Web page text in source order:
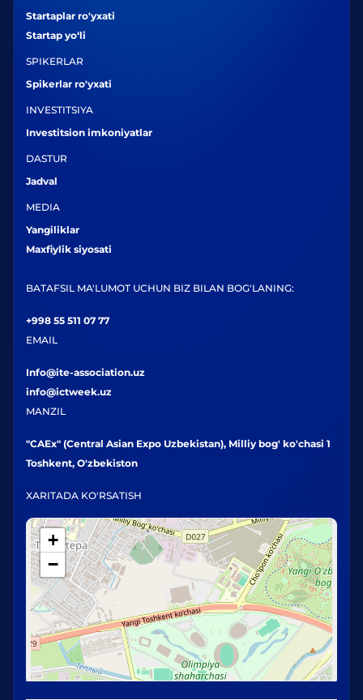
Startaplar ro'yxati
Startap yo‘li
SPIKERLAR
Spikerlar ro'yxati
INVESTITSIYA
Investitsion imkoniyatlar
DASTUR
Jadval
MEDIA
Yangiliklar
Maxfiylik siyosati
BATAFSIL MA'LUMOT UCHUN BIZ BILAN BOG'LANING:
+998 55 511 07 77
EMAIL
Info@ite-association.uz
info@ictweek.uz
MANZIL
"CAEx" (Central Asian Expo Uzbekistan), Milliy bog' ko'chasi 1
Toshkent, O'zbekiston
XARITADA KO'RSATISH
+
−